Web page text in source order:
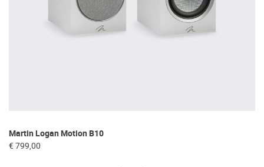
Martin Logan Motion B10
€ 799,00